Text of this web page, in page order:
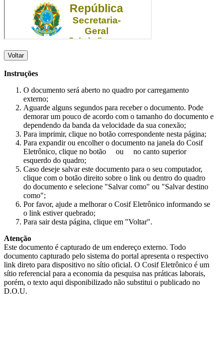
Voltar
Instruções
O documento será aberto no quadro por carregamento
externo;
Aguarde alguns segundos para receber o documento. Pode
demorar um pouco de acordo com o tamanho do documento e
dependendo da banda da velocidade da sua conexão;
Para imprimir, clique no botão correspondente nesta página;
Para expandir ou encolher o documento na janela do Cosif
Eletrônico, clique no botão
ou
no canto superior
esquerdo do quadro;
Caso deseje salvar este documento para o seu computador,
clique com o botão direito sobre o link ou dentro do quadro
do documento e selecione "Salvar como" ou "Salvar destino
como";
Por favor, ajude a melhorar o Cosif Eletrônico informando se
o link estiver quebrado;
Para sair desta página, clique em "Voltar".
Atenção
Este documento é capturado de um endereço externo. Todo
documento capturado pelo sistema do portal apresenta o respectivo
link direto para dispositivo no sítio oficial. O Cosif Eletrônico é um
sítio referencial para a economia da pesquisa nas práticas laborais,
porém, o texto aqui disponibilizado não substitui o publicado no
D.O.U.